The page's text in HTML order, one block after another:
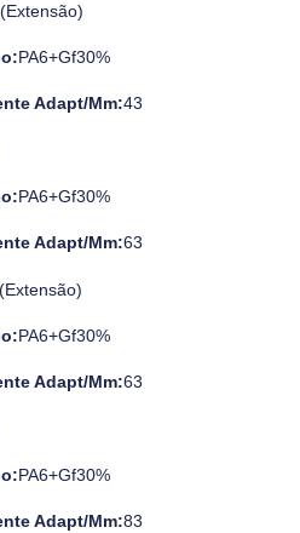
PA6+Gf30%
Adapt/mm:43
PA6+Gf30%
Adapt/mm:63
PA6+Gf30%
Adapt/mm:63
PA6+Gf30%
Adapt/mm:83